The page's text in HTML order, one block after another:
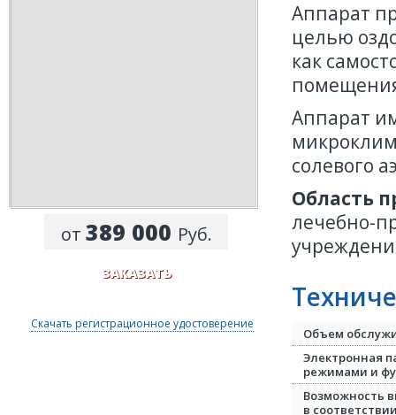
от 389 000 Руб.
ЗАКАЗАТЬ
Скачать регистрационное удостоверение
Аппарат
целью
как
Аппарат
солевого
Область
лечебно-
Объем
Электронная
режимами и
Возможность
в